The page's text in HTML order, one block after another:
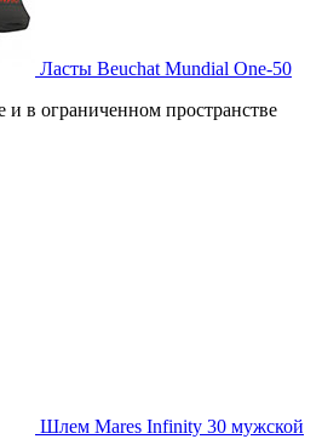
Ласты Beuchat Mundial One-50
и в ограниченном пространстве
Шлем Mares Infinity 30 мужской